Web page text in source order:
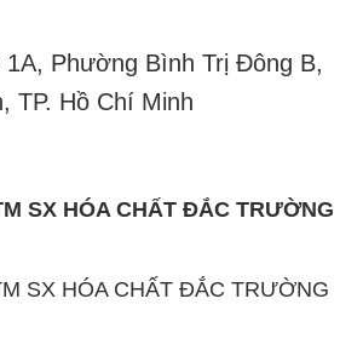
1A, Phường Bình Trị Đông B,
TP. Hồ Chí Minh
SX HÓA CHẤT ĐẮC TRƯỜNG
SX HÓA CHẤT ĐẮC TRƯỜNG